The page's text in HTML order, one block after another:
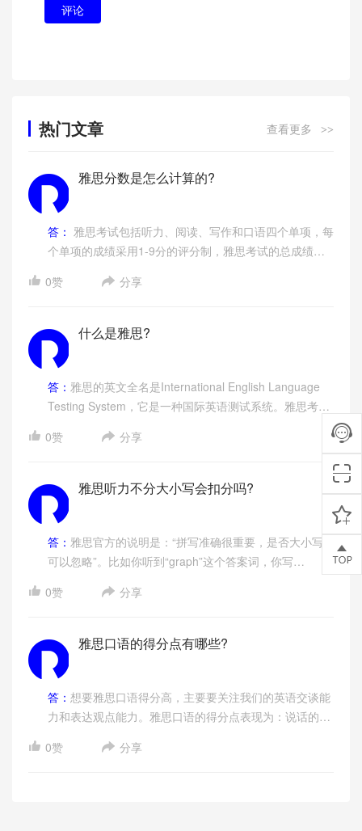
评论
热门文章 查看更多 >>
雅思分数是怎么计算的?
答：
个单项的成绩采用1-9分的评分制，雅思考试的总成绩为
8.5分。
0赞 分享
什么是雅思?
答： 雅思的英文全名是International English Language
Testing System，它是一种国际英语测试系统。雅思考试
员会和澳大利亚教育国际开发署共同举办。许多想去以英
考试。针对不同的出国目的，雅思的考试类型分为学术类
(A 类，Academic)和培训类(G 类，General Training)两
种。A类考试针对于计划出国留学深造或接受高等教育的
考生;而G类考试针对于有计划前往英语言国家生活、工
作、移民的考生。
0赞 分享
雅思听力不分大小写会扣分吗?
答： 雅思官方的说明是：“拼写准确很重要，是否大小写
可以忽略”。比如你听到“graph”这个答案词，你写
0赞 分享
雅思口语的得分点有哪些?
答： 想要雅思口语得分高，主要要关注我们的英语交谈能
力和表达观点能力。雅思口语的得分点表现为：说话的流
大家可以以这些为指标，看自己哪方面还需要改进和提
0赞 分享